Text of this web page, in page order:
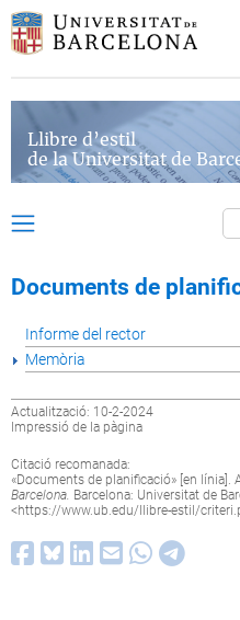
Llibre d’estil
de la Universitat de
Documents de
Informe del rector
Memòria
Actualització: 10-2-2024
Impressió de la pàgina
Citació recomanada:
«Documents de planificació» [en línia].
Barcelona. Barcelona: Universitat de
<https://www.ub.edu/llibre-estil/